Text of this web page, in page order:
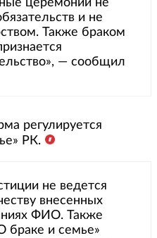
церемонии не
и не
Также браком
— сообщил
регулируется
РК.
не ведется
внесенных
ФИО. Также
браке и семье»